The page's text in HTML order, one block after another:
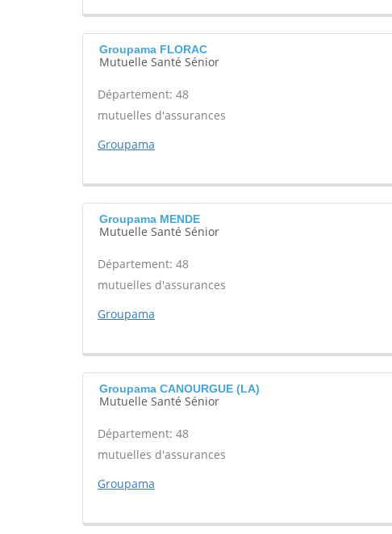
Groupama FLORAC
Mutuelle Santé Sénior
Département: 48
mutuelles d'assurances
Groupama
Groupama MENDE
Mutuelle Santé Sénior
Département: 48
mutuelles d'assurances
Groupama
Groupama CANOURGUE (LA)
Mutuelle Santé Sénior
Département: 48
mutuelles d'assurances
Groupama